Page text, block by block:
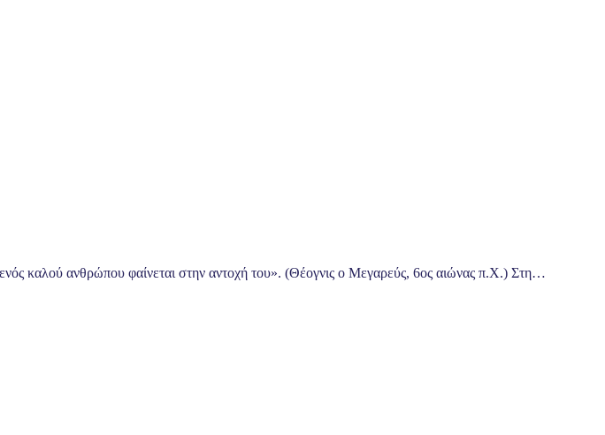
καλού ανθρώπου φαίνεται στην αντοχή του». (Θέογνις o Μεγαρεύς, 6ος αιώνας π.Χ.) Στη…